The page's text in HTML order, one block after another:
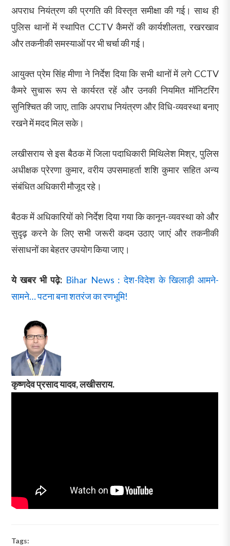
अपराध नियंत्रण की प्रगति की विस्तृत समीक्षा की गई। साथ ही
पुलिस थानों में स्थापित CCTV कैमरों की कार्यशीलता, रखरखाव
और तकनीकी समस्याओं पर भी चर्चा की गई।
आयुक्त प्रेम सिंह मीणा ने निर्देश दिया कि सभी थानों में लगे CCTV
कैमरे सुचारू रूप से कार्यरत रहें और उनकी नियमित मॉनिटरिंग
सुनिश्चित की जाए, ताकि अपराध नियंत्रण और विधि-व्यवस्था बनाए
रखने में मदद मिल सके।
लखीसराय से इस बैठक में जिला पदाधिकारी मिथिलेश मिश्र, पुलिस
अधीक्षक प्रेरणा कुमार, वरीय उपसमाहर्ता शशि कुमार सहित अन्य
संबंधित अधिकारी मौजूद रहे।
बैठक में अधिकारियों को निर्देश दिया गया कि कानून-व्यवस्था को और
सुदृढ़ करने के लिए सभी जरूरी कदम उठाए जाएं और तकनीकी
संसाधनों का बेहतर उपयोग किया जाए।
ये खबर भी पढ़े: Bihar News : देश-विदेश के खिलाड़ी आमने-
सामने… पटना बना शतरंज का रणभूमि!
कृष्णदेव प्रसाद यादव, लखीसराय.
Tags: